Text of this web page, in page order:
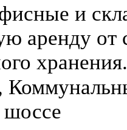
и
аренду от
хранения.